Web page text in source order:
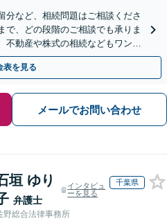
分など、相続問題はご相談くださ
で、どの段階のご相談でも承りま
不動産や株式の相続などもワンス
業承継のご相談にも対応
表を見る
メールでお問い合わせ
垣 ゆり
弁護士
インタビュ
ーを見る
千葉県
野総合法律事務所